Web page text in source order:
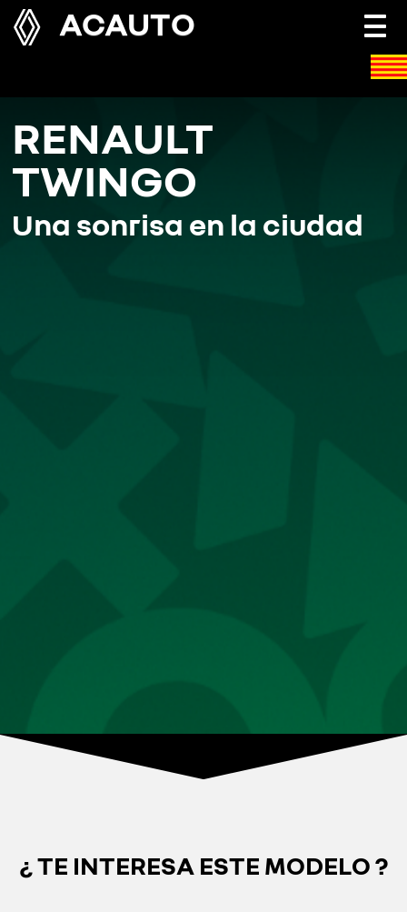
ACAUTO
RENAULT
TWINGO
Una sonrisa en la ciudad
¿ TE INTERESA ESTE MODELO ?